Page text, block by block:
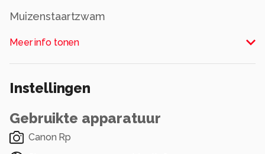
Muizenstaartzwam
Alle rechten voorbehouden
Meer info tonen
Instellingen
Gebruikte apparatuur
Canon Rp